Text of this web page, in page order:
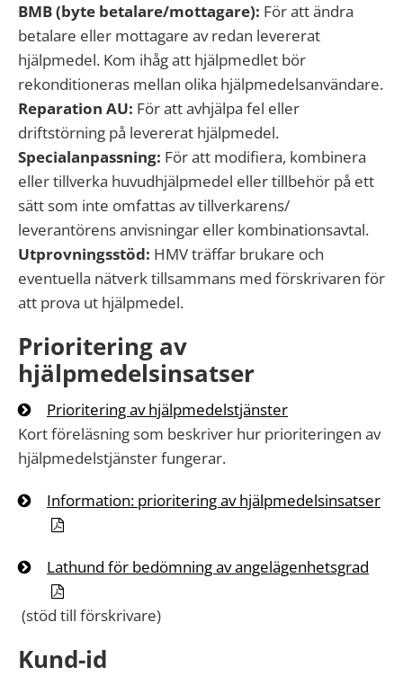
BMB (byte betalare/mottagare): För att ändra
betalare eller mottagare av redan levererat
hjälpmedel. Kom ihåg att hjälpmedlet bör
rekonditioneras mellan olika hjälpmedelsanvändare.
Reparation AU: För att avhjälpa fel eller
driftstörning på levererat hjälpmedel.
Specialanpassning: För att modifiera, kombinera
eller tillverka huvudhjälpmedel eller tillbehör på ett
sätt som inte omfattas av tillverkarens/
leverantörens anvisningar eller kombinationsavtal.
Utprovningsstöd: HMV träffar brukare och
eventuella nätverk tillsammans med förskrivaren för
att prova ut hjälpmedel.
Prioritering av
hjälpmedelsinsatser
Prioritering av hjälpmedelstjänster
Kort föreläsning som beskriver hur prioriteringen av
hjälpmedelstjänster fungerar.
Information: prioritering av hjälpmedelsinsatser
Lathund för bedömning av angelägenhetsgrad
(stöd till förskrivare)
Kund-id